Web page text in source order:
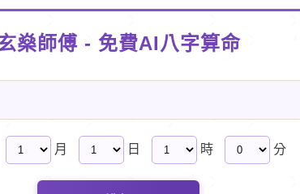
燊師傅 - 免費AI八字算命
月 日 時 分